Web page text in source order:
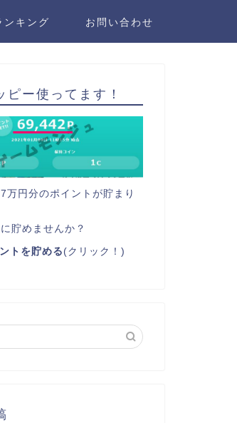
ンキング お問い合わせ
ピー使ってます！
万円分のポイントが貯まり
貯めませんか？
トを貯める (クリック！)